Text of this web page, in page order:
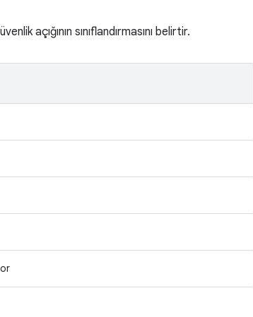
açığının sınıflandırmasını belirtir.